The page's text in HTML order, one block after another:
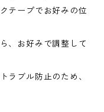
テープでお好みの位
、お好みで調整して
ブル防止のため、